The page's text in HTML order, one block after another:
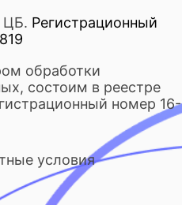
ЦБ. Регистрационный
обработки
состоим в реестре
номер 16-
условия